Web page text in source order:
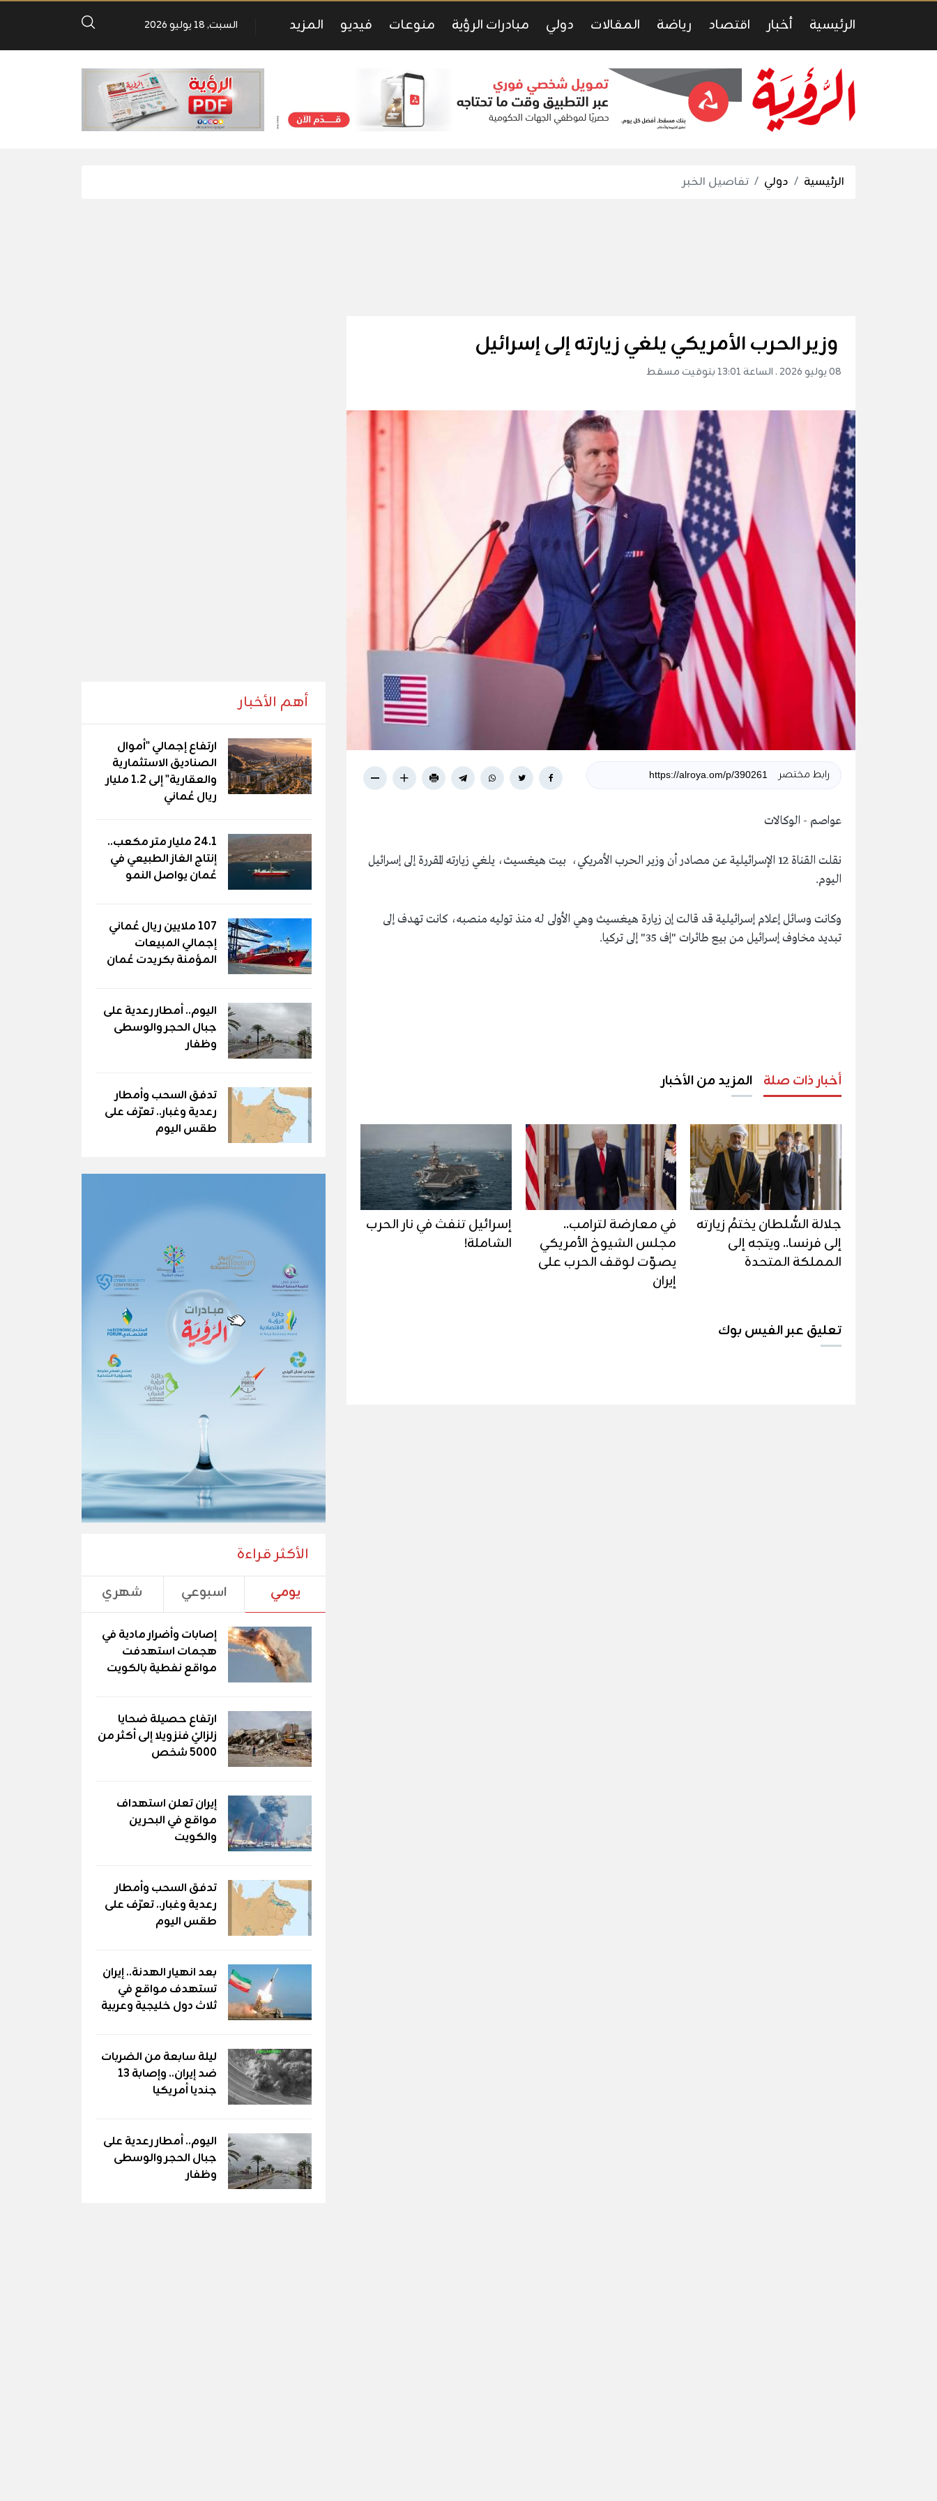
الرئيسية أخبار اقتصاد رياضة المقالات دولي مبادرات الرؤية منوعات فيديو المزيد السبت, 18 يوليو 2026
الرئيسية دولي تفاصيل الخبر
وزير الحرب الأمريكي يلغي زيارته إلى إسرائيل
08 يوليو 2026 . الساعة 13:01 بتوقيت مسقط
رابط مختصر
عواصم - الوكالات
نقلت القناة 12 الإسرائيلية عن مصادر أن وزير الحرب الأمريكي، بيت هيغسيث، يلغي زيارته المقررة إلى إسرائيل
اليوم.
وكانت وسائل إعلام إسرائيلية قد قالت إن زيارة هيغسيث وهي الأولى له منذ توليه منصبه، كانت تهدف إلى
تبديد مخاوف إسرائيل من بيع طائرات "إف 35" إلى تركيا.
أخبار ذات صلة المزيد من الأخبار
جلالة السُّلطان يختمُ زيارته
إلى فرنسا.. ويتجه إلى
المملكة المتحدة
في معارضة لترامب..
مجلس الشيوخ الأمريكي
يصوّت لوقف الحرب على
إيران
إسرائيل تنفث في نار الحرب
الشاملة!
تعليق عبر الفيس بوك
أهم الأخبار
ارتفاع إجمالي "أموال
الصناديق الاستثمارية
والعقارية" إلى 1.2 مليار
ريال عُماني
24.1 مليار متر مكعب..
إنتاج الغاز الطبيعي في
عُمان يواصل النمو
107 ملايين ريال عُماني
إجمالي المبيعات
المؤمنة بكريدت عُمان
اليوم.. أمطار رعدية على
جبال الحجر والوسطى
وظفار
تدفق السحب وأمطار
رعدية وغبار.. تعرّف على
طقس اليوم
الأكثر قراءة
يومي اسبوعي شهري
إصابات وأضرار مادية في
هجمات استهدفت
مواقع نفطية بالكويت
ارتفاع حصيلة ضحايا
زلزاليْ فنزويلا إلى أكثر من
5000 شخص
إيران تعلن استهداف
مواقع في البحرين
والكويت
تدفق السحب وأمطار
رعدية وغبار.. تعرّف على
طقس اليوم
بعد انهيار الهدنة.. إيران
تستهدف مواقع في
ثلاث دول خليجية وعربية
ليلة سابعة من الضربات
ضد إيران.. وإصابة 13
جنديا أمريكيا
اليوم.. أمطار رعدية على
جبال الحجر والوسطى
وظفار